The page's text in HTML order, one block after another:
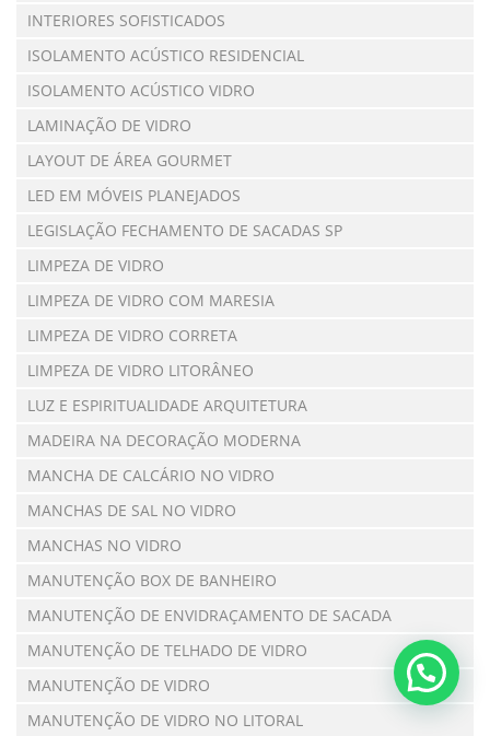
INTERIORES SOFISTICADOS
ISOLAMENTO ACÚSTICO RESIDENCIAL
ISOLAMENTO ACÚSTICO VIDRO
LAMINAÇÃO DE VIDRO
LAYOUT DE ÁREA GOURMET
LED EM MÓVEIS PLANEJADOS
LEGISLAÇÃO FECHAMENTO DE SACADAS SP
LIMPEZA DE VIDRO
LIMPEZA DE VIDRO COM MARESIA
LIMPEZA DE VIDRO CORRETA
LIMPEZA DE VIDRO LITORÂNEO
LUZ E ESPIRITUALIDADE ARQUITETURA
MADEIRA NA DECORAÇÃO MODERNA
MANCHA DE CALCÁRIO NO VIDRO
MANCHAS DE SAL NO VIDRO
MANCHAS NO VIDRO
MANUTENÇÃO BOX DE BANHEIRO
MANUTENÇÃO DE ENVIDRAÇAMENTO DE SACADA
MANUTENÇÃO DE TELHADO DE VIDRO
MANUTENÇÃO DE VIDRO
MANUTENÇÃO DE VIDRO NO LITORAL